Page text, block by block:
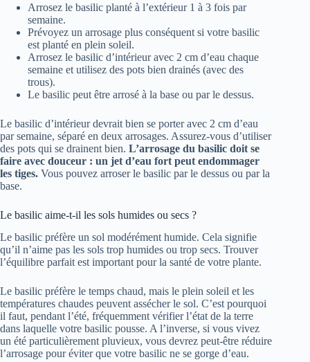
Arrosez le basilic planté à l’extérieur 1 à 3 fois par
semaine.
Prévoyez un arrosage plus conséquent si votre basilic
est planté en plein soleil.
Arrosez le basilic d’intérieur avec 2 cm d’eau chaque
semaine et utilisez des pots bien drainés (avec des
trous).
Le basilic peut être arrosé à la base ou par le dessus.
Le basilic d’intérieur devrait bien se porter avec 2 cm d’eau
par semaine, séparé en deux arrosages. Assurez-vous d’utiliser
des pots qui se drainent bien. L’arrosage du basilic doit se
faire avec douceur : un jet d’eau fort peut endommager
les tiges. Vous pouvez arroser le basilic par le dessus ou par la
base.
Le basilic aime-t-il les sols humides ou secs ?
Le basilic préfère un sol modérément humide. Cela signifie
qu’il n’aime pas les sols trop humides ou trop secs. Trouver
l’équilibre parfait est important pour la santé de votre plante.
Le basilic préfère le temps chaud, mais le plein soleil et les
températures chaudes peuvent assécher le sol. C’est pourquoi
il faut, pendant l’été, fréquemment vérifier l’état de la terre
dans laquelle votre basilic pousse. A l’inverse, si vous vivez
un été particulièrement pluvieux, vous devrez peut-être réduire
l’arrosage pour éviter que votre basilic ne se gorge d’eau.